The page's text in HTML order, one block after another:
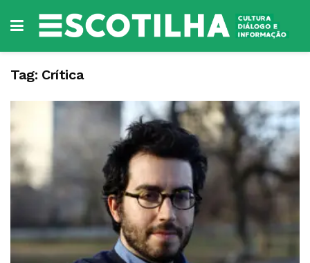
Tag: Crítica